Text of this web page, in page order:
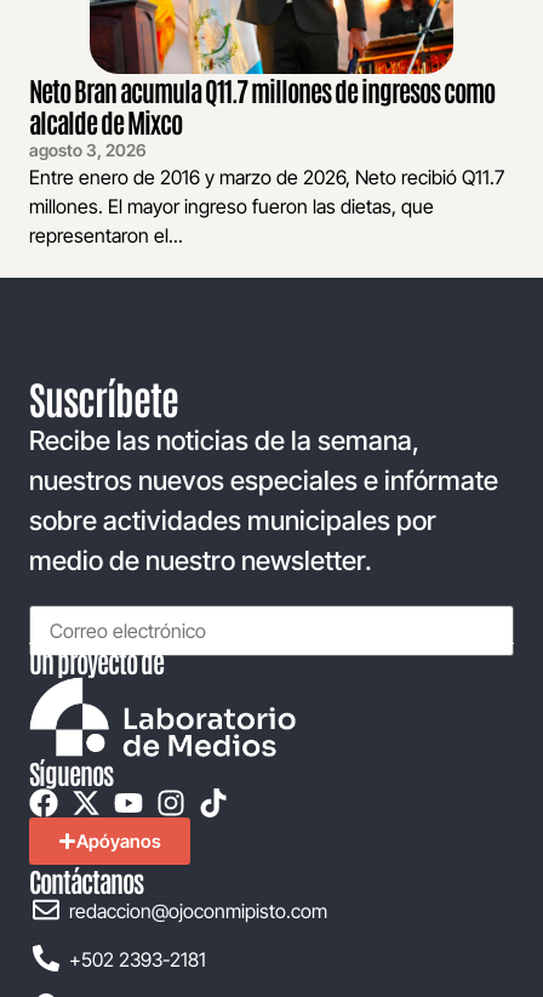
Neto Bran acumula Q11.7 millones de ingresos como
alcalde de Mixco
agosto 3, 2026
Entre enero de 2016 y marzo de 2026, Neto recibió Q11.7
millones. El mayor ingreso fueron las dietas, que
representaron el...
Suscríbete
Recibe las noticias de la semana,
nuestros nuevos especiales e infórmate
sobre actividades municipales por
medio de nuestro newsletter.
Un proyecto de
Síguenos
Apóyanos
Contáctanos
redaccion@ojoconmipisto.com
+502 2393-2181